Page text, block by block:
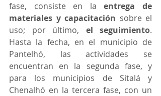
fase, consiste en la entrega de
materiales y capacitación sobre el
uso; por último, el seguimiento.
Hasta la fecha, en el municipio de
Pantelhó, las actividades se
encuentran en la segunda fase, y
para los municipios de Sitalá y
Chenalhó en la tercera fase, con un